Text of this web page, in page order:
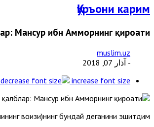
Қуръони карим
Мансур ибн Амморнинг қироати
muslim.uz
- آذار 07, 2018
increase font size
воизи)нинг бундай деганини эшитдим: